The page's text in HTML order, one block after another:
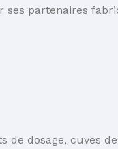
ses partenaires
de dosage, cuves